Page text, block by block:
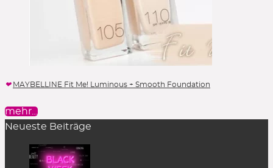
MAYBELLINE Fit Me! Luminous + Smooth Foundation
mehr…
Neueste Beiträge